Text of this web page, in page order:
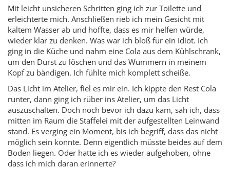
Mit leicht unsicheren Schritten ging ich zur Toilette und
erleichterte mich. Anschließen rieb ich mein Gesicht mit
kaltem Wasser ab und hoffte, dass es mir helfen würde,
wieder klar zu denken. Was war ich bloß für ein Idiot. Ich
ging in die Küche und nahm eine Cola aus dem Kühlschrank,
um den Durst zu löschen und das Wummern in meinem
Kopf zu bändigen. Ich fühlte mich komplett scheiße.
Das Licht im Atelier, fiel es mir ein. Ich kippte den Rest Cola
runter, dann ging ich rüber ins Atelier, um das Licht
auszuschalten. Doch noch bevor ich dazu kam, sah ich, dass
mitten im Raum die Staffelei mit der aufgestellten Leinwand
stand. Es verging ein Moment, bis ich begriff, dass das nicht
möglich sein konnte. Denn eigentlich müsste beides auf dem
Boden liegen. Oder hatte ich es wieder aufgehoben, ohne
dass ich mich daran erinnerte?